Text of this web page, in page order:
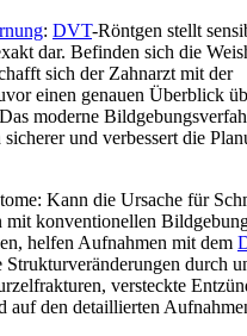
: DVT-Röntgen stellt
dar. Befinden sich die
sich der Zahnarzt mit der
einen genauen Überblick
moderne
und verbessert die
Kann die Ursache für
mit konventionellen
helfen Aufnahmen mit dem
durch
versteckte
auf den detaillierten